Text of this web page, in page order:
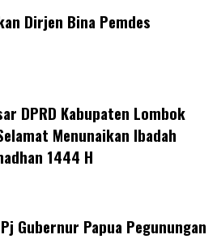
Dirjen Bina Pemdes
DPRD Kabupaten Lombok
Menunaikan Ibadah
1444 H
Gubernur Papua Pegunungan